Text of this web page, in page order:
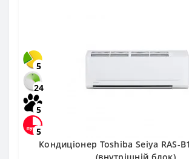
5
24
5
5
Кондиціонер Toshiba Seiya RAS-